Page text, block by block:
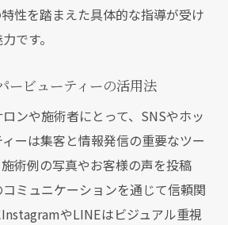
性を踏まえた具体的な指導が受け
です。
ービューティーの活用法
ンや施術者にとって、SNSやホッ
ーは集客と情報発信の重要なツー
術例の写真やお客様の声を投稿
ミュニケーションを通じて信頼関
やLINEはビジュアル重視